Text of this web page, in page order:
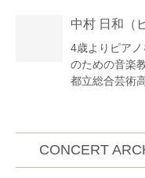
2015年〜2017
ストラ』に在
フィリアホー
宗次ホールオ
清水和音氏と
加。ヴィオラ
中村 日和 （
4歳よりピア
のための音楽
都立総合芸術
大学院音楽研
演。これまで
明、練木繁夫
CONCERT